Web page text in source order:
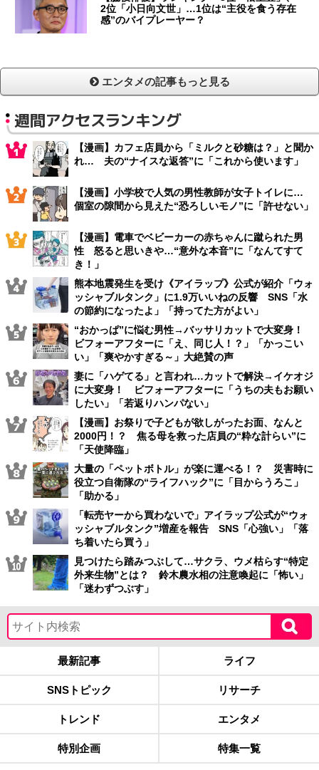
2位「小日向文世」…1位は“主役を食う存在
感”のバイプレーヤー？
エンタメの記事もっと見る
週間アクセスランキング
【漫画】カフェ店員から「ミルクと砂糖は？」と聞か
れ… 夫の“ナイスな返答”に「これから使います」
【漫画】小学校で人気の男性教師が女子トイレに…
個室の隙間から見えた“恐ろしいモノ”に「許せない」
【漫画】電車でベビーカーの赤ちゃんに蹴られた男
性 怒ると思いきや…“意外な本音”に「なんてすて
き！」
熊本地震発生を受け《アイラップ》公式が紹介「ウォ
ッシャブルタンク」に1.9万いいねの反響 SNS「水
の節約になったよ」「持ってた方がよい」
“おかっぱ”に悩む男性→バッサリカットで大変身！
ビフォーアフターに「え、同じ人！？」「かっこい
い」「爽やかすぎる～」大絶賛の声
妻に「ハゲてる」と言われ…カットで解決→イケオジ
に大変身！ ビフォーアフターに「うちの夫もお願い
したい」「若返りハンパない」
【漫画】お祭りで子どもが欲しがったお面、なんと
2000円！？ 焦る母を救った店員の“粋な計らい”に
「天使降臨」
大量の「ペットボトル」が楽に運べる！？ 災害時に
役立つ自衛隊の“ライフハック”に「目からうろこ」
「助かる」
「転売ヤーから買わないで」アイラップ公式が“ウォ
ッシャブルタンク”増産を報告 SNS「心強い」「落
ち着いたら買う」
見つけたら踏みつぶして…サクラ、ウメ枯らす“特定
外来生物”とは？ 鈴木農水相の注意喚起に「怖い」
「迷わずつぶす」
最新記事 ライフ
SNSトピック リサーチ
トレンド エンタメ
特別企画 特集一覧